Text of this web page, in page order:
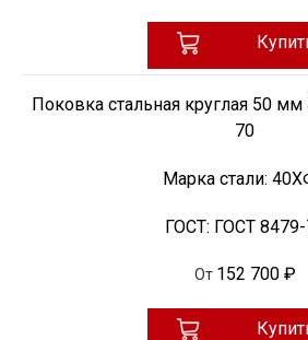
Поковка стальная круглая 50
70
Марка стали:
ГОСТ: ГОСТ
От 152 700 ₽